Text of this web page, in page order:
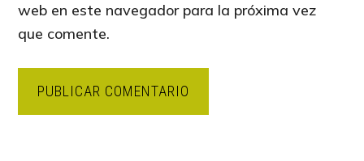
web en este navegador para la próxima vez
que comente.